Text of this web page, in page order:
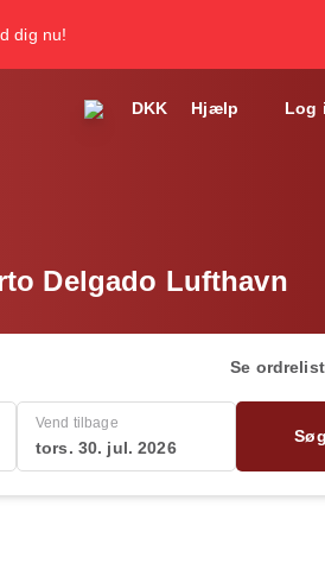
dig nu!
DKK Hjælp Log
Delgado Lufthavn
Se
Vend tilbage
tors. 30. jul. 2026
Søg